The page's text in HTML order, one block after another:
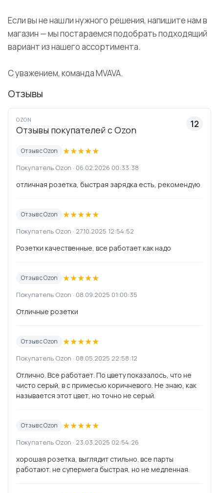
Если вы не нашли нужного решения, напишите нам в
магазин — мы постараемся подобрать подходящий
вариант из нашего ассортимента.
С уважением, команда MVAVA.
Отзывы
OZON
Отзывы покупателей с Ozon
12
Отзыв с Ozon ★★★★★
Покупатель Ozon · 06.02.2026 00:33:38
отличная розетка, быстрая зарядка есть, рекомендую
Отзыв с Ozon ★★★★★
Покупатель Ozon · 27.10.2025 12:54:52
Розетки качественные, все работает как надо
Отзыв с Ozon ★★★★★
Покупатель Ozon · 08.09.2025 01:00:35
Отличные розетки
Отзыв с Ozon ★★★★★
Покупатель Ozon · 08.05.2025 22:58:12
Отлично. Все работает. По цвету показалось, что не
чисто серый, в с примесью коричневого. Не знаю, как
называется этот цвет, но точно не серый.
Отзыв с Ozon ★★★★★
Покупатель Ozon · 23.03.2025 02:54:26
хорошая розетка, выглядит стильно. все парты
работают. не супермега быстрая, но не медленная.